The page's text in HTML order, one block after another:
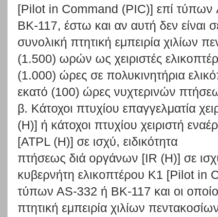
[Pilot in Command (PIC)] επί τύπων
ΒΚ-117, έστω και αν αυτή δεν είναι
συνολική πτητική εμπειρία χιλίων
(1.500) ωρών ως χειριστές
(1.000) ώρες σε πολυκινητήρια
εκατό (100) ώρες νυχτερινών
β. Κάτοχοι πτυχίου επαγγελματία
(H)] ή κάτοχοι πτυχίου χειριστή
[ATPL (H)] σε ισχύ, ειδικότητα
πτήσεως διά οργάνων [IR (Η)] σε
κυβερνήτη ελικοπτέρου Κ1 [Pilot in
τύπων ΑS-332 ή BK-117 και οι
πτητική εμπειρία χιλίων